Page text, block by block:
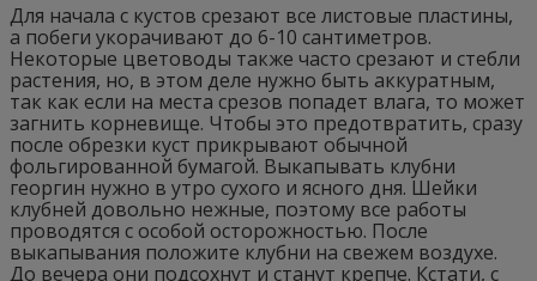
Для начала с кустов срезают все листовые пластины,
а побеги укорачивают до 6-10 сантиметров.
Некоторые цветоводы также часто срезают и стебли
растения, но, в этом деле нужно быть аккуратным,
так как если на места срезов попадет влага, то может
загнить корневище. Чтобы это предотвратить, сразу
после обрезки куст прикрывают обычной
фольгированной бумагой. Выкапывать клубни
георгин нужно в утро сухого и ясного дня. Шейки
клубней довольно нежные, поэтому все работы
проводятся с особой осторожностью. После
выкапывания положите клубни на свежем воздухе.
До вечера они подсохнут и станут крепче. Кстати, с